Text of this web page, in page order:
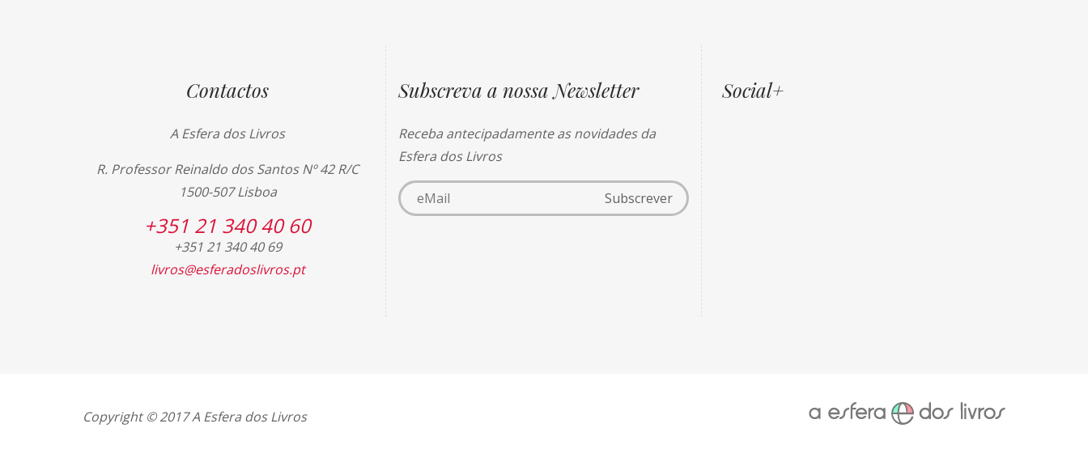
Contactos
A Esfera dos Livros
R. Professor Reinaldo dos Santos Nº 42 R/C
1500-507 Lisboa
+351 21 340 40 60
+351 21 340 40 69
livros@esferadoslivros.pt
Subscreva a nossa Newsletter
Receba antecipadamente as novidades da
Esfera dos Livros
Social+
Copyright © 2017 A Esfera dos Livros